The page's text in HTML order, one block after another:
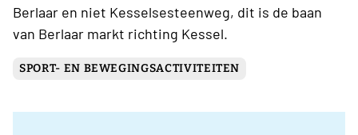
Berlaar en niet Kesselsesteenweg, dit is de baan
van Berlaar markt richting Kessel.
SPORT- EN BEWEGINGSACTIVITEITEN